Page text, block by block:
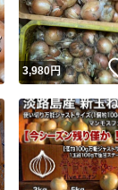
いいね！
3,980円